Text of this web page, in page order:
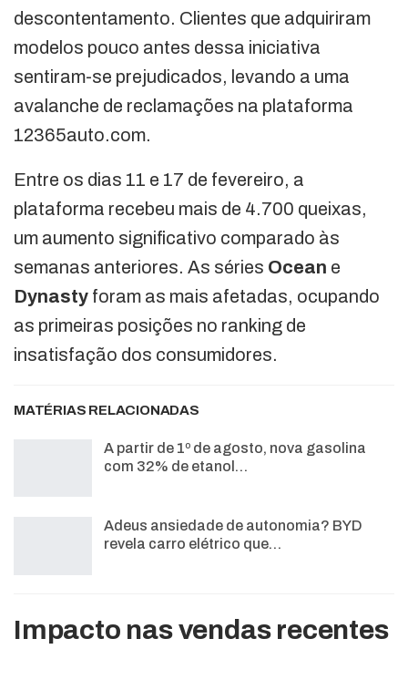
descontentamento. Clientes que adquiriram
modelos pouco antes dessa iniciativa
sentiram-se prejudicados, levando a uma
avalanche de reclamações na plataforma
12365auto.com.
Entre os dias 11 e 17 de fevereiro, a
plataforma recebeu mais de 4.700 queixas,
um aumento significativo comparado às
semanas anteriores. As séries Ocean e
Dynasty foram as mais afetadas, ocupando
as primeiras posições no ranking de
insatisfação dos consumidores.
MATÉRIAS RELACIONADAS
A partir de 1º de agosto, nova gasolina
com 32% de etanol…
Adeus ansiedade de autonomia? BYD
revela carro elétrico que…
Impacto nas vendas recentes